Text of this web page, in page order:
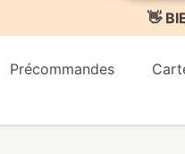
🚚 Livraison
Précommandes